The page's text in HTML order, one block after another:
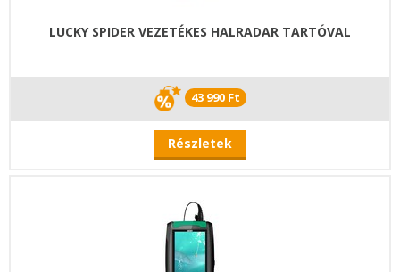
LUCKY SPIDER VEZETÉKES HALRADAR TARTÓVAL
43 990 Ft
Részletek